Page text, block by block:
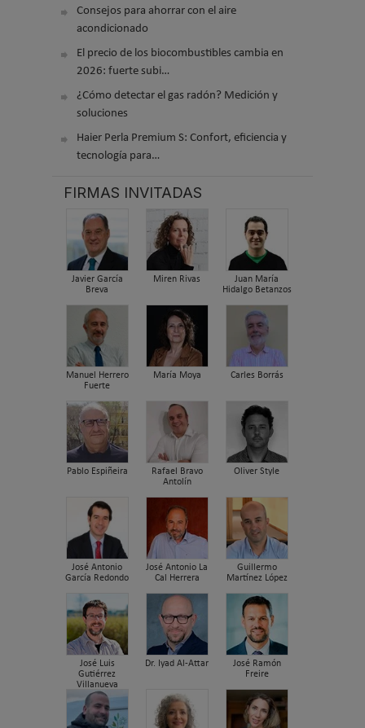
Consejos para ahorrar con el aire
acondicionado
El precio de los biocombustibles cambia en
2026: fuerte subi…
¿Cómo detectar el gas radón? Medición y
soluciones
Haier Perla Premium S: Confort, eficiencia y
tecnología para…
FIRMAS INVITADAS
Javier García
Breva
Miren Rivas
Juan María
Hidalgo Betanzos
Manuel Herrero
Fuerte
María Moya Carles Borrás
Pablo Espiñeira
Rafael Bravo
Antolín
Oliver Style
José Antonio
García Redondo
José Antonio La
Cal Herrera
Guillermo
Martínez López
José Luis
Gutiérrez
Villanueva
Dr. Iyad Al-Attar
José Ramón
Freire